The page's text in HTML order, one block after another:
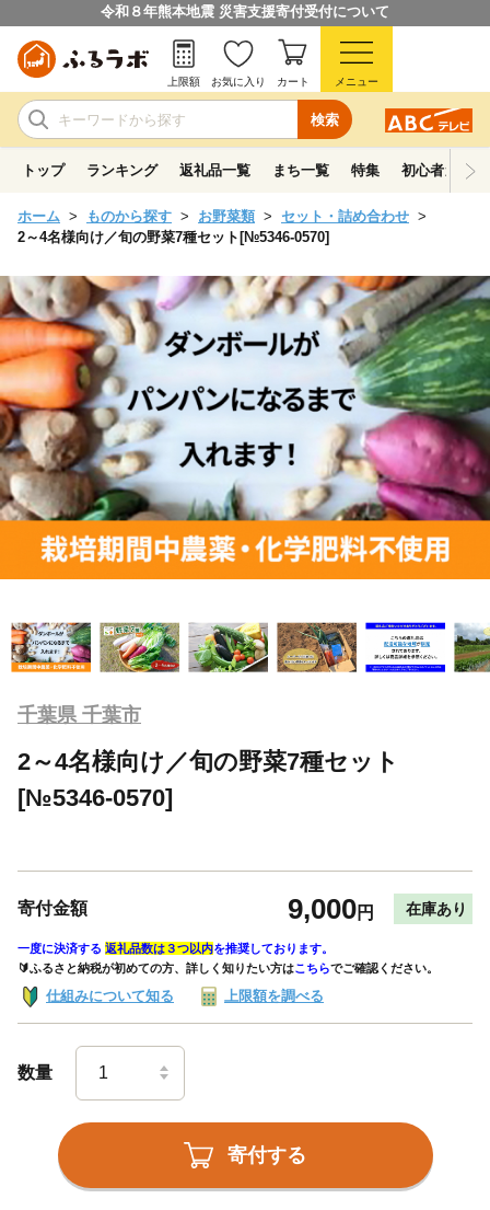
令和８年熊本地震 災害支援寄付受付について
検索
上限額 お気に入り カート メニュー
トップ ランキング 返礼品一覧 まち一覧 特集 初心者ガイド
ホーム ものから探す お野菜類
セット・詰め合わせ
2～4名様向け／旬の野菜7種セット[№5346-0570]
千葉県 千葉市
2～4名様向け／旬の野菜7種セット
[№5346-0570]
寄付金額 9,000円 在庫あり
一度に決済する 返礼品数は３つ以内を推奨しております。
🔰ふるさと納税が初めての方、詳しく知りたい方はこちらでご確認ください。
仕組みについて知る 上限額を調べる
数量
寄付する